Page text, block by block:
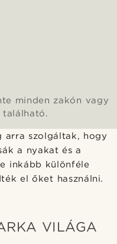
minden zakón vagy
arra szolgáltak, hogy
a nyakat és a
inkább különféle
el őket használni.
VILÁGA